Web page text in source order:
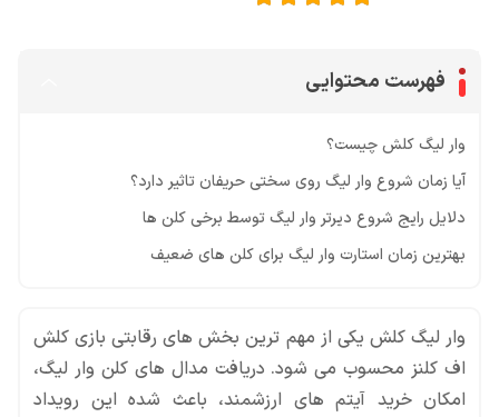
فهرست محتوایی
وار لیگ کلش چیست؟
آیا زمان شروع وار لیگ روی سختی حریفان تاثیر دارد؟
دلایل رایج شروع دیرتر وار لیگ توسط برخی کلن ها
بهترین زمان استارت وار لیگ برای کلن های ضعیف
وار لیگ کلش یکی از مهم ترین بخش های رقابتی بازی کلش
اف کلنز محسوب می شود. دریافت مدال های کلن وار لیگ،
امکان خرید آیتم های ارزشمند، باعث شده این رویداد